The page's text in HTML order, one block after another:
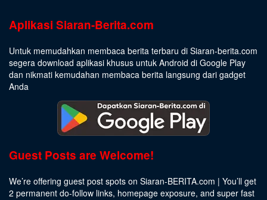
Aplikasi Siaran-Berita.com
Untuk memudahkan membaca berita terbaru di Siaran-berita.com
segera download aplikasi khusus untuk Android di Google Play
dan nikmati kemudahan membaca berita langsung dari gadget
Anda
Guest Posts are Welcome!
We’re offering guest post spots on Siaran-BERITA.com | You’ll get
2 permanent do-follow links, homepage exposure, and super fast